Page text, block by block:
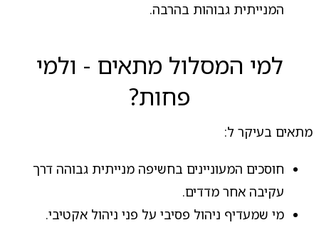
המנייתית גבוהות בהרבה.
למי המסלול מתאים - ולמי
פחות?
מתאים בעיקר ל:
חוסכים המעוניינים בחשיפה מנייתית גבוהה דרך
עקיבה אחר מדדים.
מי שמעדיף ניהול פסיבי על פני ניהול אקטיבי.